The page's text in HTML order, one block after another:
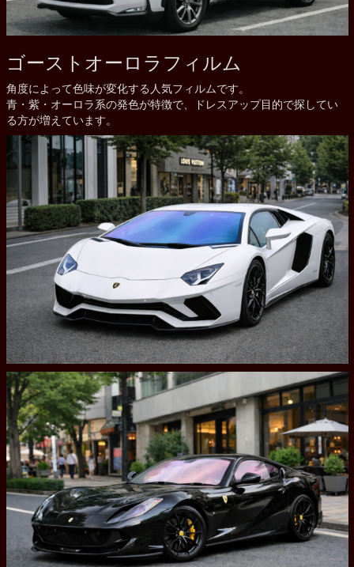
ゴーストオーロラフィルム
角度によって色味が変化する人気フィルムです。
青・紫・オーロラ系の発色が特徴で、ドレスアップ目的で探してい
る方が増えています。